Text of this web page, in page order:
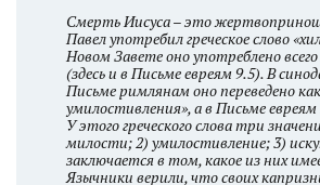
Смерть Иисуса – это
Павел употребил греческое слово
Новом Завете оно употреблено
(здесь и в Письме евреям 9.5). В
Письме римлянам оно переведено
умилостивления», а в Письме
У этого греческого слова три
милости; 2) умилостивление; 3)
заключается в том, какое из них
Язычники верили, что своих